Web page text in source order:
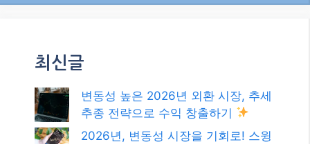
최신글
변동성 높은 2026년 외환 시장, 추세
추종 전략으로 수익 창출하기
2026년, 변동성 시장을 기회로! 스윙